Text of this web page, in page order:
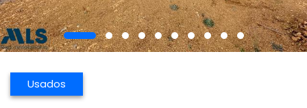
Usados